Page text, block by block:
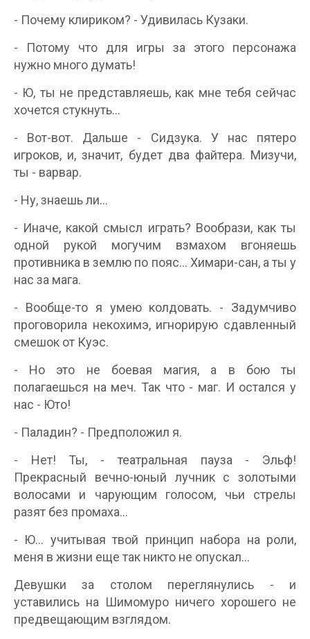
- Почему клириком? - Удивилась Кузаки.
- Потому что для игры за этого персонажа
нужно много думать!
- Ю, ты не представляешь, как мне тебя сейчас
хочется стукнуть...
- Вот-вот. Дальше - Сидзука. У нас пятеро
игроков, и, значит, будет два файтера. Мизучи,
ты - варвар.
- Ну, знаешь ли...
- Иначе, какой смысл играть? Вообрази, как ты
одной рукой могучим взмахом вгоняешь
противника в землю по пояс... Химари-сан, а ты у
нас за мага.
- Вообще-то я умею колдовать. - Задумчиво
проговорила некохимэ, игнорирую сдавленный
смешок от Куэс.
- Но это не боевая магия, а в бою ты
полагаешься на меч. Так что - маг. И остался у
нас - Юто!
- Паладин? - Предположил я.
- Нет! Ты, - театральная пауза - Эльф!
Прекрасный вечно-юный лучник с золотыми
волосами и чарующим голосом, чьи стрелы
разят без промаха...
- Ю... учитывая твой принцип набора на роли,
меня в жизни еще так никто не опускал...
Девушки за столом переглянулись - и
уставились на Шимомуро ничего хорошего не
предвещающим взглядом.